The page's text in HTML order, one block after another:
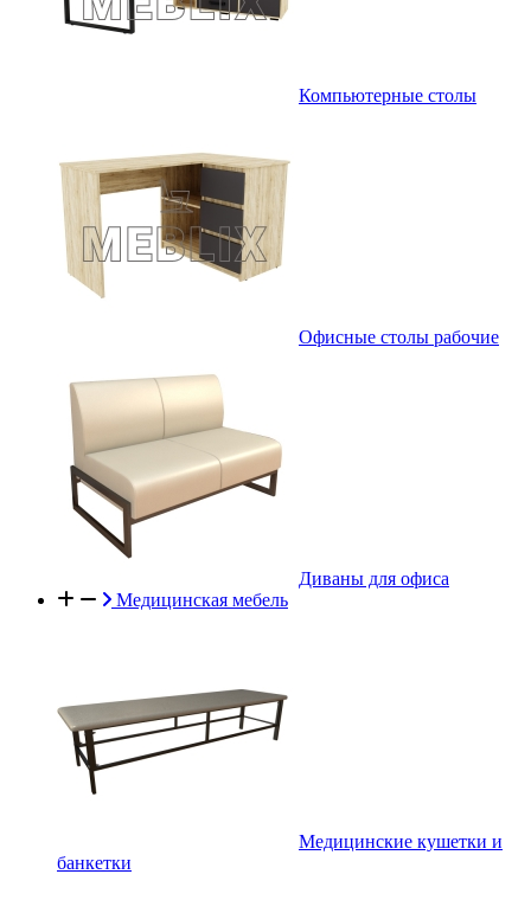
Компьютерные столы
Офисные столы рабочие
Диваны для офиса
Медицинская мебель
Медицинские кушетки и
банкетки